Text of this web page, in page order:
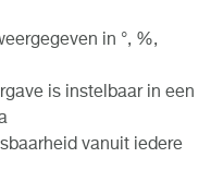
in °, %,
is instelbaar in een
vanuit iedere